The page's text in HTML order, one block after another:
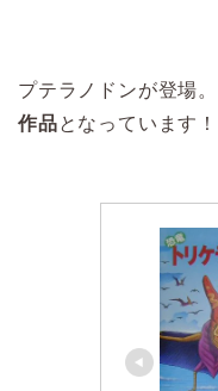
プテラノドンが登場。
作品となっています！